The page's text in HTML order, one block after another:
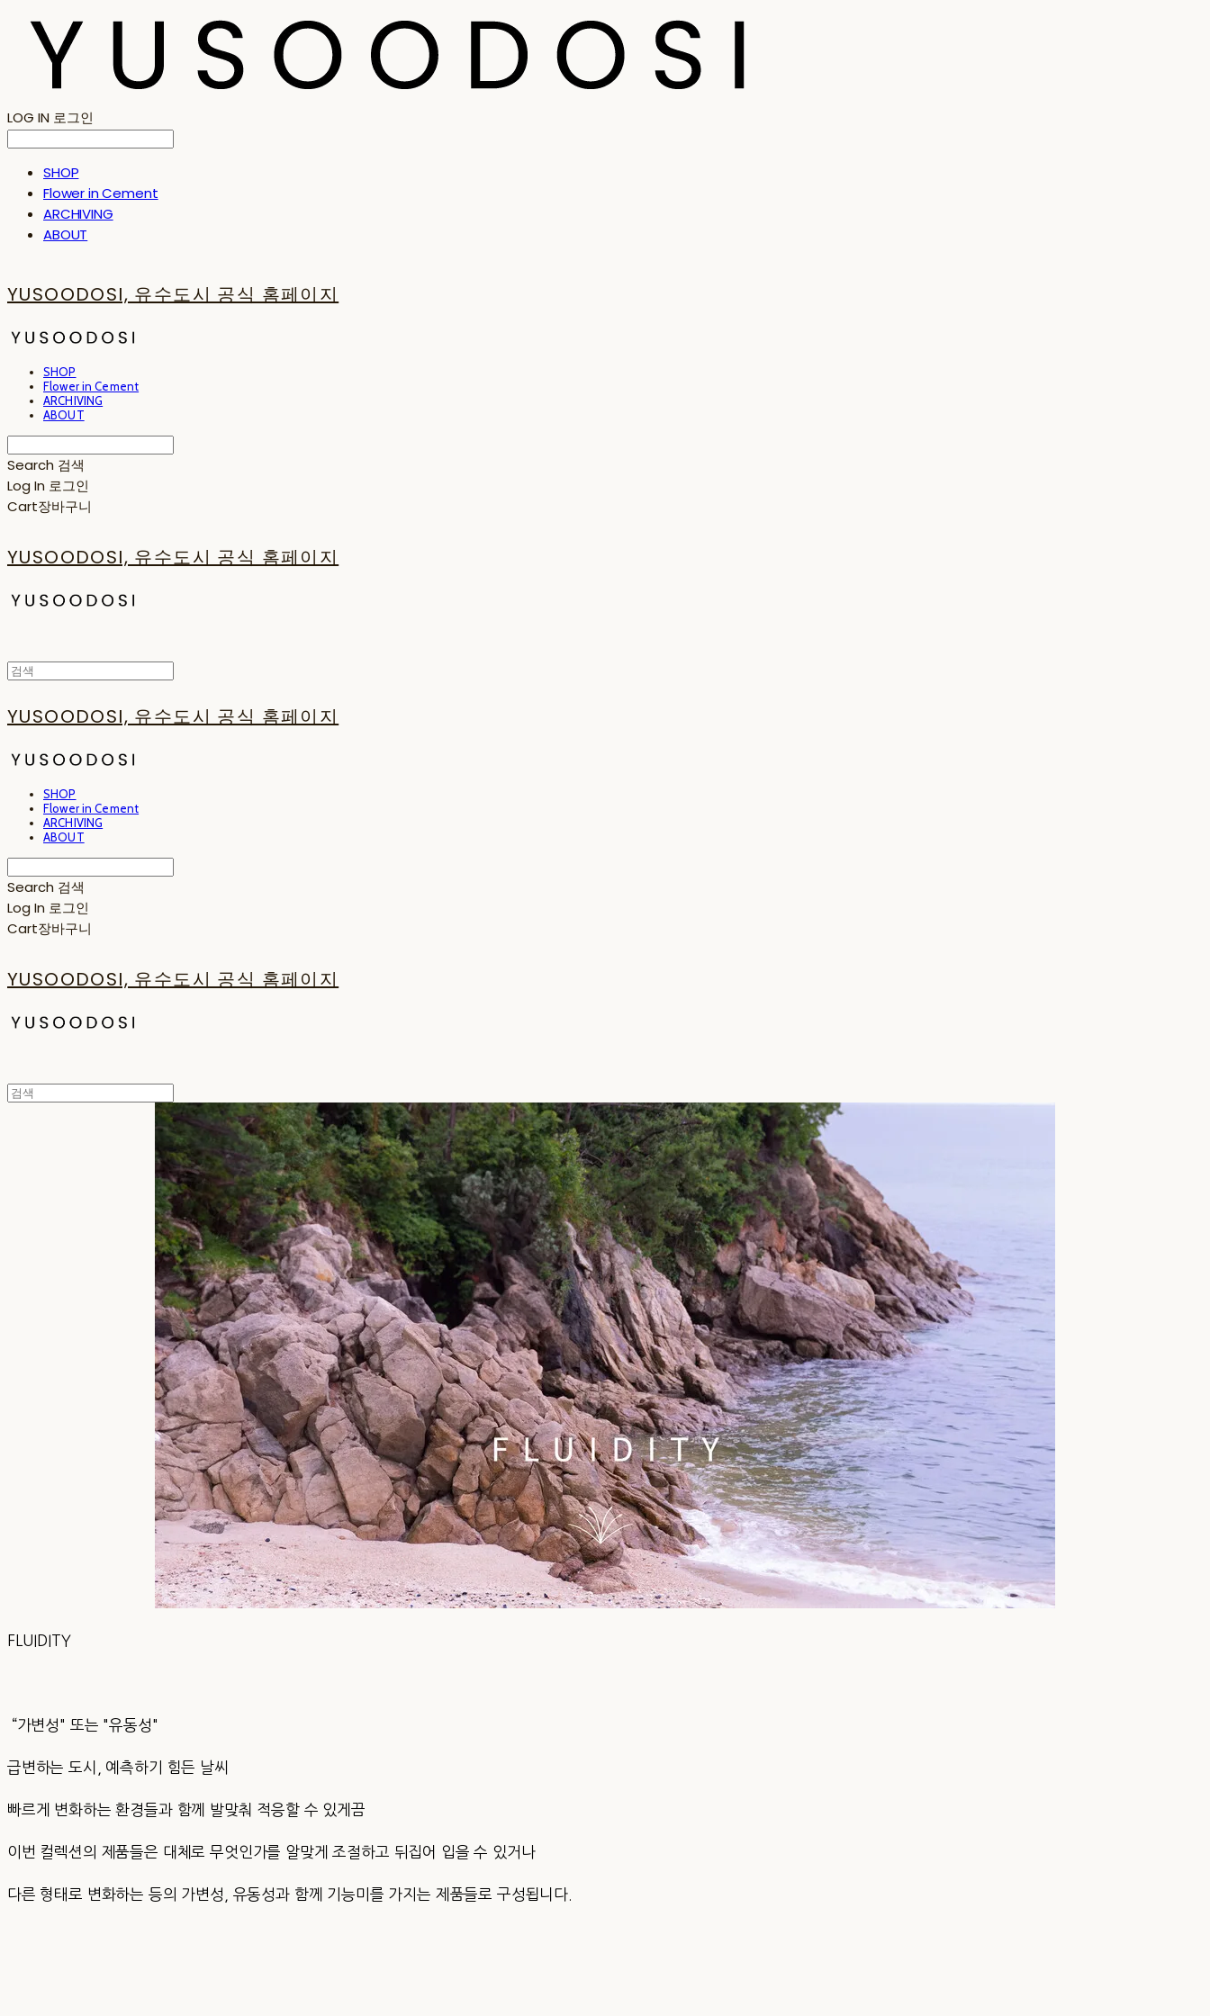
LOG IN 로그인
SHOP
Flower in Cement
ARCHIVING
ABOUT
YUSOODOSI, 유수도시 공식 홈페이지
SHOP
Flower in Cement
ARCHIVING
ABOUT
Search 검색
Log In 로그인
Cart장바구니
YUSOODOSI, 유수도시 공식 홈페이지
YUSOODOSI, 유수도시 공식 홈페이지
SHOP
Flower in Cement
ARCHIVING
ABOUT
Search 검색
Log In 로그인
Cart장바구니
YUSOODOSI, 유수도시 공식 홈페이지
FLUIDITY
“가변성" 또는 "유동성"
급변하는 도시, 예측하기 힘든 날씨
빠르게 변화하는 환경들과 함께 발맞춰 적응할 수 있게끔
이번 컬렉션의 제품들은 대체로 무엇인가를 알맞게 조절하고 뒤집어 입을 수 있거나
다른 형태로 변화하는 등의 가변성, 유동성과 함께 기능미를 가지는 제품들로 구성됩니다.